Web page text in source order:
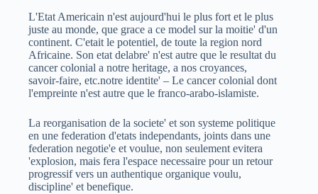
L'Etat Americain n'est aujourd'hui le plus fort et le plus
juste au monde, que grace a ce model sur la moitie' d'un
continent. C'etait le potentiel, de toute la region nord
Africaine. Son etat delabre' n'est autre que le resultat du
cancer colonial a notre heritage, a nos croyances,
savoir-faire, etc.notre identite' – Le cancer colonial dont
l'empreinte n'est autre que le franco-arabo-islamiste.
La reorganisation de la societe' et son systeme politique
en une federation d'etats independants, joints dans une
federation negotie'e et voulue, non seulement evitera
'explosion, mais fera l'espace necessaire pour un retour
progressif vers un authentique organique voulu,
discipline' et benefique.